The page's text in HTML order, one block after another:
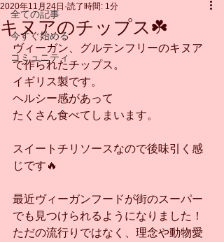
全ての記事
今すぐ始める
コミュニティ
キヌアのチップス☘️
2020年11月24日 読了時間: 1分
ヴィーガン、グルテンフリーのキヌア
で作られたチップス。
イギリス製です。
ヘルシー感があって
たくさん食べてしまいます。
スイートチリソースなので後味引く感
じです🔥
最近ヴィーガンフードが街のスーパー
でも見つけられるようになりました！
ただの流行りではなく、理念や動物愛